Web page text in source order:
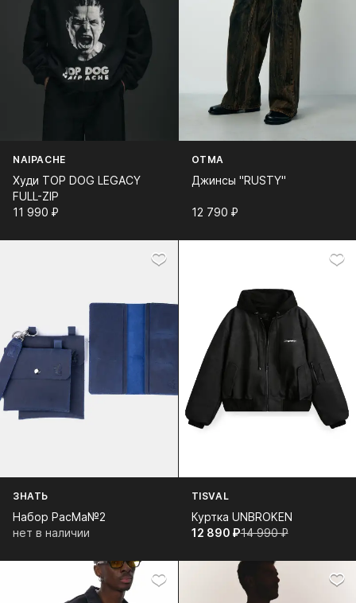
NAIPACHE
Худи TOP DOG LEGACY
FULL-ZIP
11 990⁠ ⁠₽
OTMA
Джинсы "RUSTY"
12 790⁠ ⁠₽
ЗНАТЬ
Набор PacMa№2
нет в наличии
TISVAL
Куртка UNBROKEN
12 890⁠ ⁠₽14 990⁠ ⁠₽